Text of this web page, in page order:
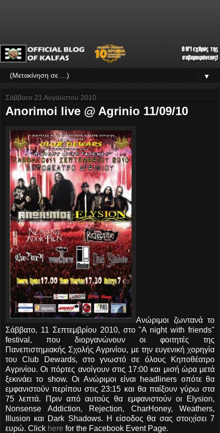
▼
Σάββατο 21 Αυγούστου 2010
Anorimoi live @ Agrinio 11/09/10
Ανώριμοι ζωντανά το
Σάββατο, 11 Σεπτεμβρίου 2010, στο "A night with friends"
festival, που διοργανώνουν οι φοιτητές της
Πανεπιστημιακής Σχολής Αγρινίου, με την ευγενική χορηγία
του Club Dewards, στο γνωστό σε όλους Κηποθέατρο
Αγρινίου. Οι πόρτες ανοίγουν στις 17:00 και μισή ώρα μετά
ξεκινάει το show. Οι Ανώριμοι είναι headliners οπότε θα
εμφανιστούν περίπου στις 23:15 και θα παίξουν γύρω στα
75 λεπτά. Πριν από αυτούς θα εμφανιστούν οι Elysion,
Nonsense Addiction, Rejection, CharHoney, Weathers,
Illusion και Dark Shadows. Η είσοδος θα σας στοιχίσει 7
ευρώ. Click here for the Facebook Event Page.